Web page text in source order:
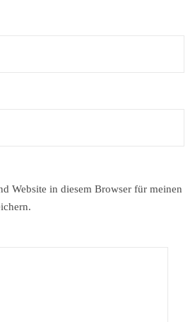
Website in diesem Browser für meinen